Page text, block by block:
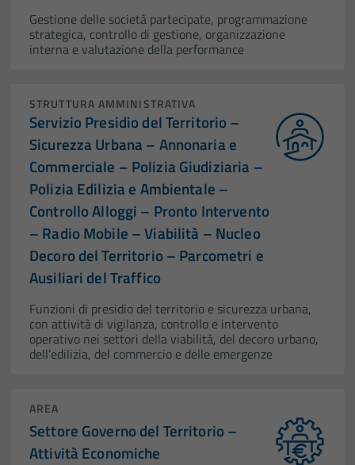
Gestione delle società partecipate, programmazione
strategica, controllo di gestione, organizzazione
interna e valutazione della performance
STRUTTURA AMMINISTRATIVA
Servizio Presidio del Territorio –
Sicurezza Urbana – Annonaria e
Commerciale – Polizia Giudiziaria –
Polizia Edilizia e Ambientale –
Controllo Alloggi – Pronto Intervento
– Radio Mobile – Viabilità – Nucleo
Decoro del Territorio – Parcometri e
Ausiliari del Traffico
Funzioni di presidio del territorio e sicurezza urbana,
con attività di vigilanza, controllo e intervento
operativo nei settori della viabilità, del decoro urbano,
dell’edilizia, del commercio e delle emergenze
AREA
Settore Governo del Territorio –
Attività Economiche